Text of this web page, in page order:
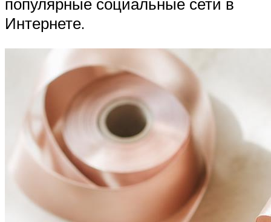
Интернете.